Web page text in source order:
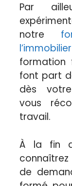
Par
notre
l’immobilier
formation
font part
dès
vous
travail.
À la fin
de